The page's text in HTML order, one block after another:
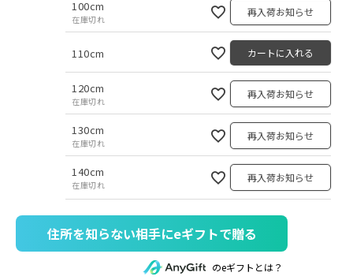
100cm
在庫切れ
再入荷お知らせ
110cm カートに入れる
120cm
在庫切れ
再入荷お知らせ
130cm
在庫切れ
再入荷お知らせ
140cm
在庫切れ
再入荷お知らせ
住所を知らない相手にeギフトで贈る
のeギフトとは？